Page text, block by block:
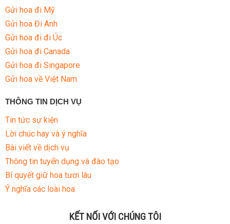
Gửi hoa đi Mỹ
Gửi hoa Đi Anh
Gửi hoa đi đi Úc
Gửi hoa đi Canada
Gửi hoa đi Singapore
Gửi hoa về Việt Nam
THÔNG TIN DỊCH VỤ
Tin tức sự kiện
Lời chúc hay và ý nghĩa
Bài viết về dịch vụ
Thông tin tuyển dụng và đào tạo
Bí quyết giữ hoa tươi lâu
Ý nghĩa các loài hoa
KẾT NỐI VỚI CHÚNG TÔI